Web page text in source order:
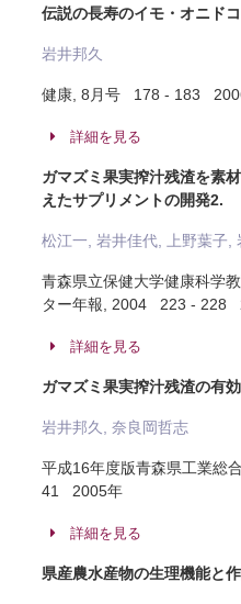
伝説の長寿のイモ・オニド
岩井邦久
健康, 8月号 178 - 183
詳細を見る
ガマズミ果実搾汁残渣を素
えたサプリメントの開発2.
松江一, 岩井佳代, 上野葉子,
青森県立保健大学健康科学
ター年報, 2004 223 - 228
詳細を見る
ガマズミ果実搾汁残渣の有
岩井邦久, 奈良岡哲志
平成16年度版青森県工業総
41 2005年
詳細を見る
県産農水産物の生理機能と